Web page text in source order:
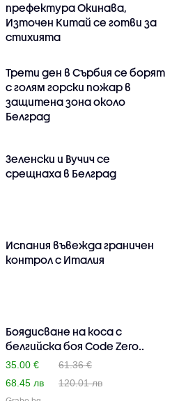
префектура Окинава,
Източен Китай се готви за
стихията
Трети ден в Сърбия се борят
с голям горски пожар в
защитена зона около
Белград
Зеленски и Вучич се
срещнаха в Белград
Испания въвежда граничен
контрол с Италия
Боядисване на коса с
белгийска боя Code Zero..
35.00 €
61.36 €
68.45 лв
120.01 лв